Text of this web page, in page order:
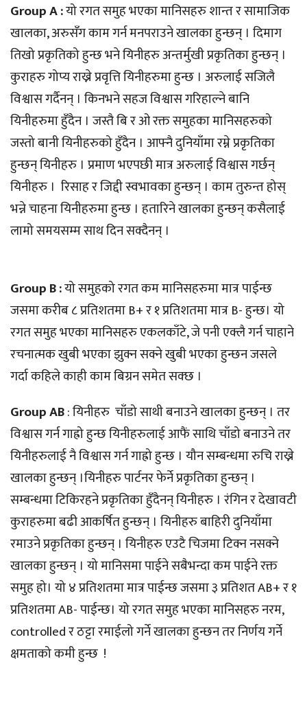
Group A :यो रगत समुह भएका मानिसहरु शान्त र सामाजिक
खालका, अरुसँग काम गर्न मनपराउने खालका हुन्छन् । दिमाग
तिखो प्रकृतिको हुन्छ भने यिनीहरु अन्तर्मुखी प्रकृतिका हुन्छन् ।
कुराहरु गोप्य राख्ने प्रवृत्ति यिनीहरुमा हुन्छ । अरुलाई सजिलै
विश्वास गर्दैनन् । किनभने सहज विश्वास गरिहाल्ने बानि
यिनीहरुमा हुँदैन । जस्तै बि र ओ रक्त समुहका मानिसहरुको
जस्तो बानी यिनीहरुको हुँदैन । आफ्नै दुनियाँमा रम्ने प्रकृतिका
हुन्छन् यिनीहरु । प्रमाण भएपछी मात्र अरुलाई विश्वास गर्छन्
यिनीहरु । रिसाह र जिद्दी स्वभावका हुन्छन् । काम तुरुन्त होस्
भन्ने चाहना यिनीहरुमा हुन्छ । हतारिने खालका हुन्छन् कसैलाई
लामो समयसम्म साथ दिन सक्दैनन् ।
Group B :यो समुहको रगत कम मानिसहरुमा मात्र पाईन्छ
जसमा करीब ८ प्रतिशतमा B+ र १ प्रतिशतमा मात्र B- हुन्छ। यो
रगत समुह भएका मानिसहरु एकलकाँटे, जे पनी एक्लै गर्न चाहाने
रचनात्मक खुबी भएका झुक्न सक्ने खुबी भएका हुन्छन जसले
गर्दा कहिले काही काम बिग्रन समेत सक्छ ।
Group AB: यिनीहरु चाँडो साथी बनाउने खालका हुन्छन् । तर
विश्वास गर्न गाह्रो हुन्छ यिनीहरुलाई आफैं साथि चाँडो बनाउने तर
यिनीहरुलाई नै विश्वास गर्न गाह्रो हुन्छ । यौन सम्बन्धमा रुचि राख्ने
खालका हुन्छन् ।यिनीहरु पार्टनर फेर्ने प्रकृतिका हुन्छन् ।
सम्बन्धमा टिकिरहने प्रकृतिका हुँदैनन् यिनीहरु । रंगिन र देखावटी
कुराहरुमा बढी आकर्षित हुन्छन् । यिनीहरु बाहिरी दुनियाँमा
रमाउने प्रकृतिका हुन्छन् । यिनीहरु एउटै चिजमा टिक्न नसक्ने
खालका हुन्छन् । यो मानिसमा पाईने सबैभन्दा कम पाईने रक्त
समुह हो। यो ४ प्रतिशतमा मात्र पाईन्छ जसमा ३ प्रतिशत AB+ र १
प्रतिशतमा AB- पाईन्छ। यो रगत समुह भएका मानिसहरु नरम,
controlled र ठट्टा रमाईलो गर्ने खालका हुन्छन तर निर्णय गर्ने
क्षमताको कमी हुन्छ !